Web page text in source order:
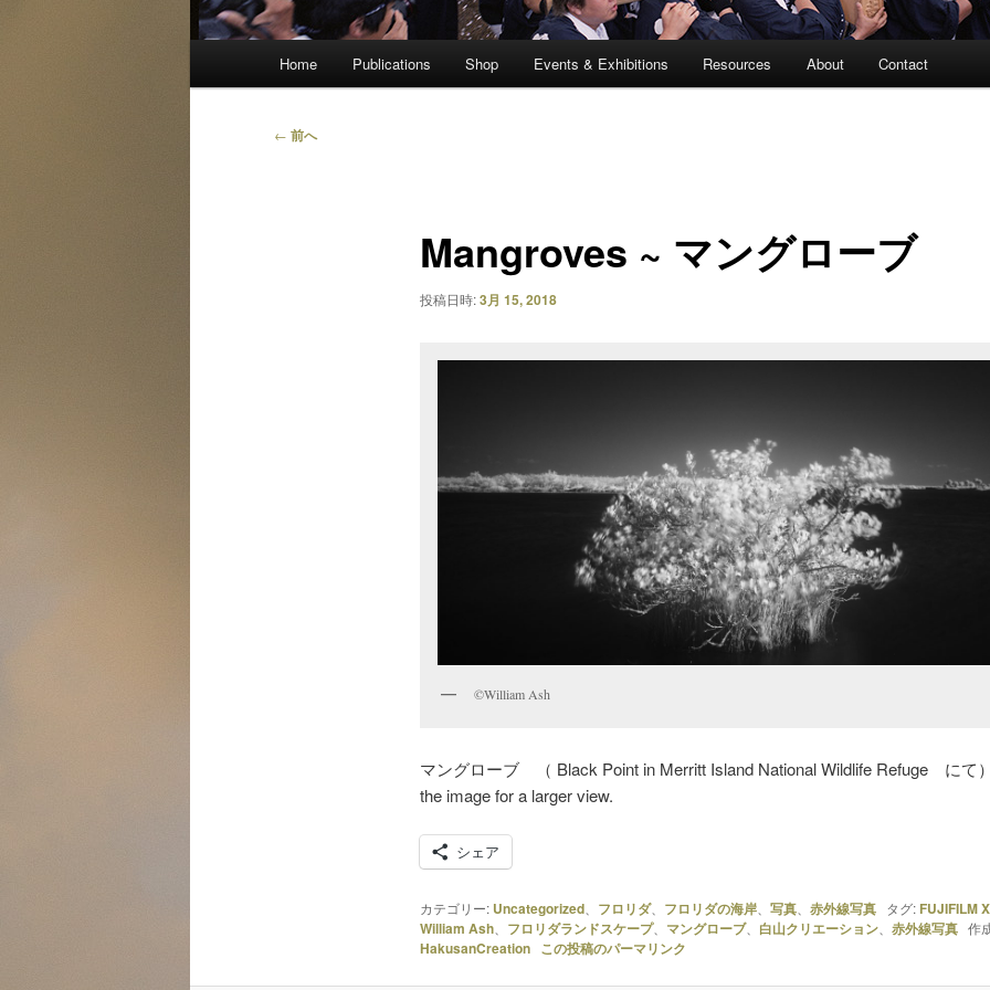
Home Publications Shop Events & Exhibitions Resources About Contact
投
← 前へ
Mangroves ~ マングローブ
投稿日時:3月 15, 2018
©William Ash
マングローブ （ Black Point in Merritt Island National Wildlife Refuge にて
the image for a larger view.
シェア
カテゴリー: Uncategorized、 フロリダ、 フロリダの海岸、 写真、 赤外線写真タグ: FUJIFILM
William Ash、 フロリダランドスケープ、 マングローブ、 白山クリエーション、 赤外線写真作
HakusanCreation この投稿のパーマリンク